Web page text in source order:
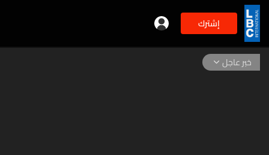
إشترك
خبر عاجل